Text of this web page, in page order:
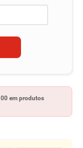
em produtos